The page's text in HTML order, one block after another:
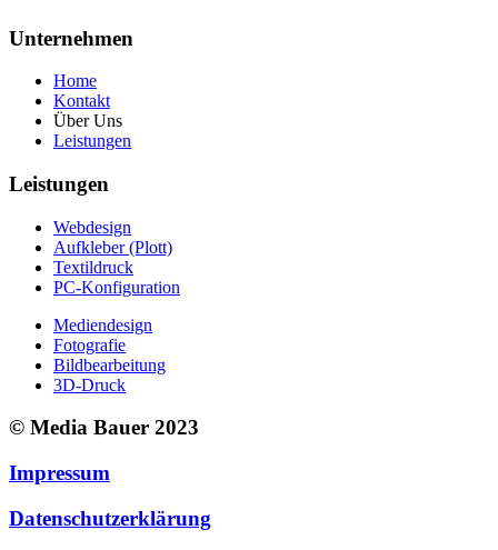
Unternehmen
Home
Kontakt
Über Uns
Leistungen
Leistungen
Webdesign
Aufkleber (Plott)
Textildruck
PC-Konfiguration
Mediendesign
Fotografie
Bildbearbeitung
3D-Druck
© Media Bauer 2023
Impressum
Datenschutzerklärung